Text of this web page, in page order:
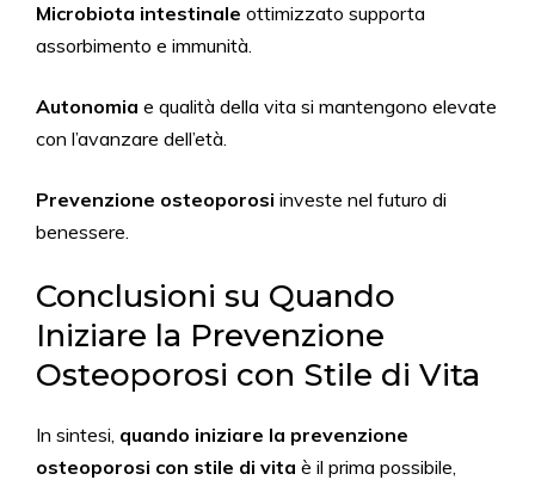
Microbiota intestinale ottimizzato supporta
assorbimento e immunità.
Autonomia e qualità della vita si mantengono elevate
con l’avanzare dell’età.
Prevenzione osteoporosi investe nel futuro di
benessere.
Conclusioni su Quando
Iniziare la Prevenzione
Osteoporosi con Stile di Vita
In sintesi, quando iniziare la prevenzione
osteoporosi con stile di vita è il prima possibile,